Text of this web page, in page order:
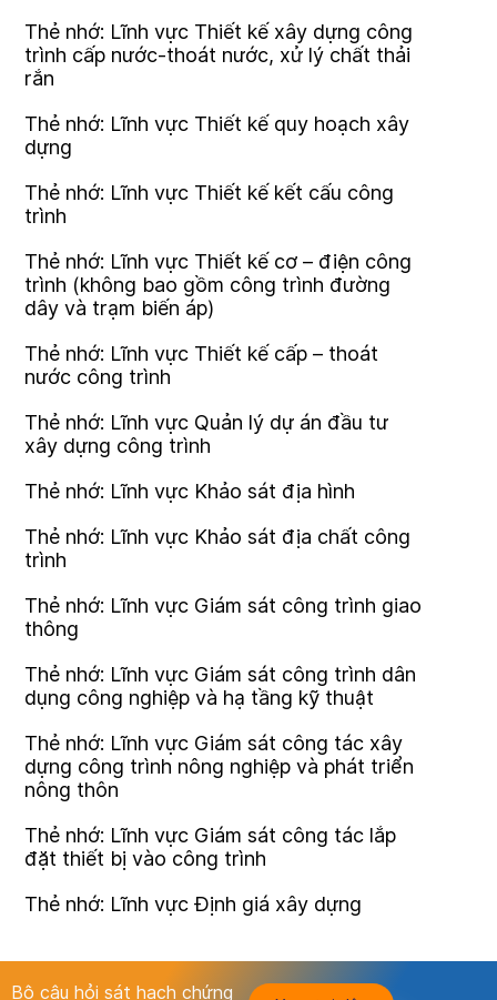
Thẻ nhớ: Lĩnh vực Thiết kế xây dựng công
trình cấp nước-thoát nước, xử lý chất thải
rắn
Thẻ nhớ: Lĩnh vực Thiết kế quy hoạch xây
dựng
Thẻ nhớ: Lĩnh vực Thiết kế kết cấu công
trình
Thẻ nhớ: Lĩnh vực Thiết kế cơ – điện công
trình (không bao gồm công trình đường
dây và trạm biến áp)
Thẻ nhớ: Lĩnh vực Thiết kế cấp – thoát
nước công trình
Thẻ nhớ: Lĩnh vực Quản lý dự án đầu tư
xây dựng công trình
Thẻ nhớ: Lĩnh vực Khảo sát địa hình
Thẻ nhớ: Lĩnh vực Khảo sát địa chất công
trình
Thẻ nhớ: Lĩnh vực Giám sát công trình giao
thông
Thẻ nhớ: Lĩnh vực Giám sát công trình dân
dụng công nghiệp và hạ tầng kỹ thuật
Thẻ nhớ: Lĩnh vực Giám sát công tác xây
dựng công trình nông nghiệp và phát triển
nông thôn
Thẻ nhớ: Lĩnh vực Giám sát công tác lắp
đặt thiết bị vào công trình
Thẻ nhớ: Lĩnh vực Định giá xây dựng
Bộ câu hỏi sát hạch chứng